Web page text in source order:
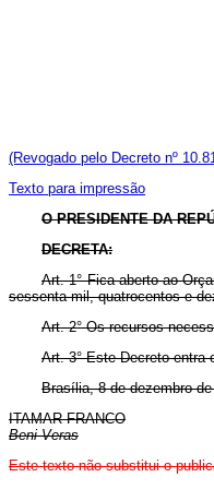
(Revogado pelo Decreto nº
Texto para impressão
O PRESIDENTE DA
DECRETA:
Art. 1° Fica aberto ao
sessenta mil, quatrocentos e
Art. 2° Os recursos
Art. 3° Este Decreto entra
Brasília, 8 de dezembro
ITAMAR FRANCO
Beni Veras
Este texto não substitui o